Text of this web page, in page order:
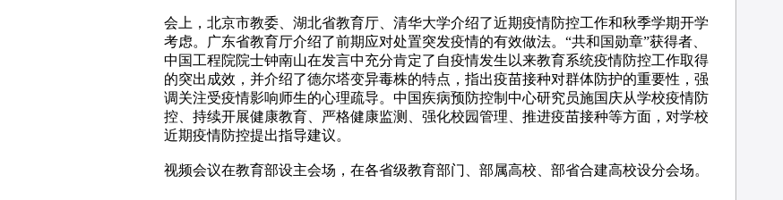
会上，北京市教委、湖北省教育厅、清华大学介绍了近期疫情防控工作和秋季学期开学
考虑。广东省教育厅介绍了前期应对处置突发疫情的有效做法。“共和国勋章”获得者、
中国工程院院士钟南山在发言中充分肯定了自疫情发生以来教育系统疫情防控工作取得
的突出成效，并介绍了德尔塔变异毒株的特点，指出疫苗接种对群体防护的重要性，强
调关注受疫情影响师生的心理疏导。中国疾病预防控制中心研究员施国庆从学校疫情防
控、持续开展健康教育、严格健康监测、强化校园管理、推进疫苗接种等方面，对学校
近期疫情防控提出指导建议。
视频会议在教育部设主会场，在各省级教育部门、部属高校、部省合建高校设分会场。